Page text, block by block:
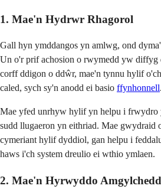
1. Mae'n Hydrwr Rhagorol
Gall hyn ymddangos yn amlwg, ond
Un o'r prif achosion o rwymedd yw diffyg
corff ddigon o ddŵr, mae'n tynnu hylif
caled, sych sy'n anodd ei basio ffynhonnell.
Mae yfed unrhyw hylif yn helpu i frwydro
sudd llugaeron yn eithriad. Mae gwydraid
cymeriant hylif dyddiol, gan helpu i
haws i'ch system dreulio ei wthio ymlaen.
2. Mae'n Hyrwyddo